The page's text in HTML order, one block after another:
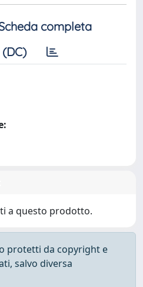
completa
a questo prodotto.
protetti da copyright e
salvo diversa